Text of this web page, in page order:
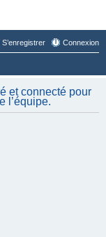
Connexion
S’enregistrer
et connecté pour
l’équipe.